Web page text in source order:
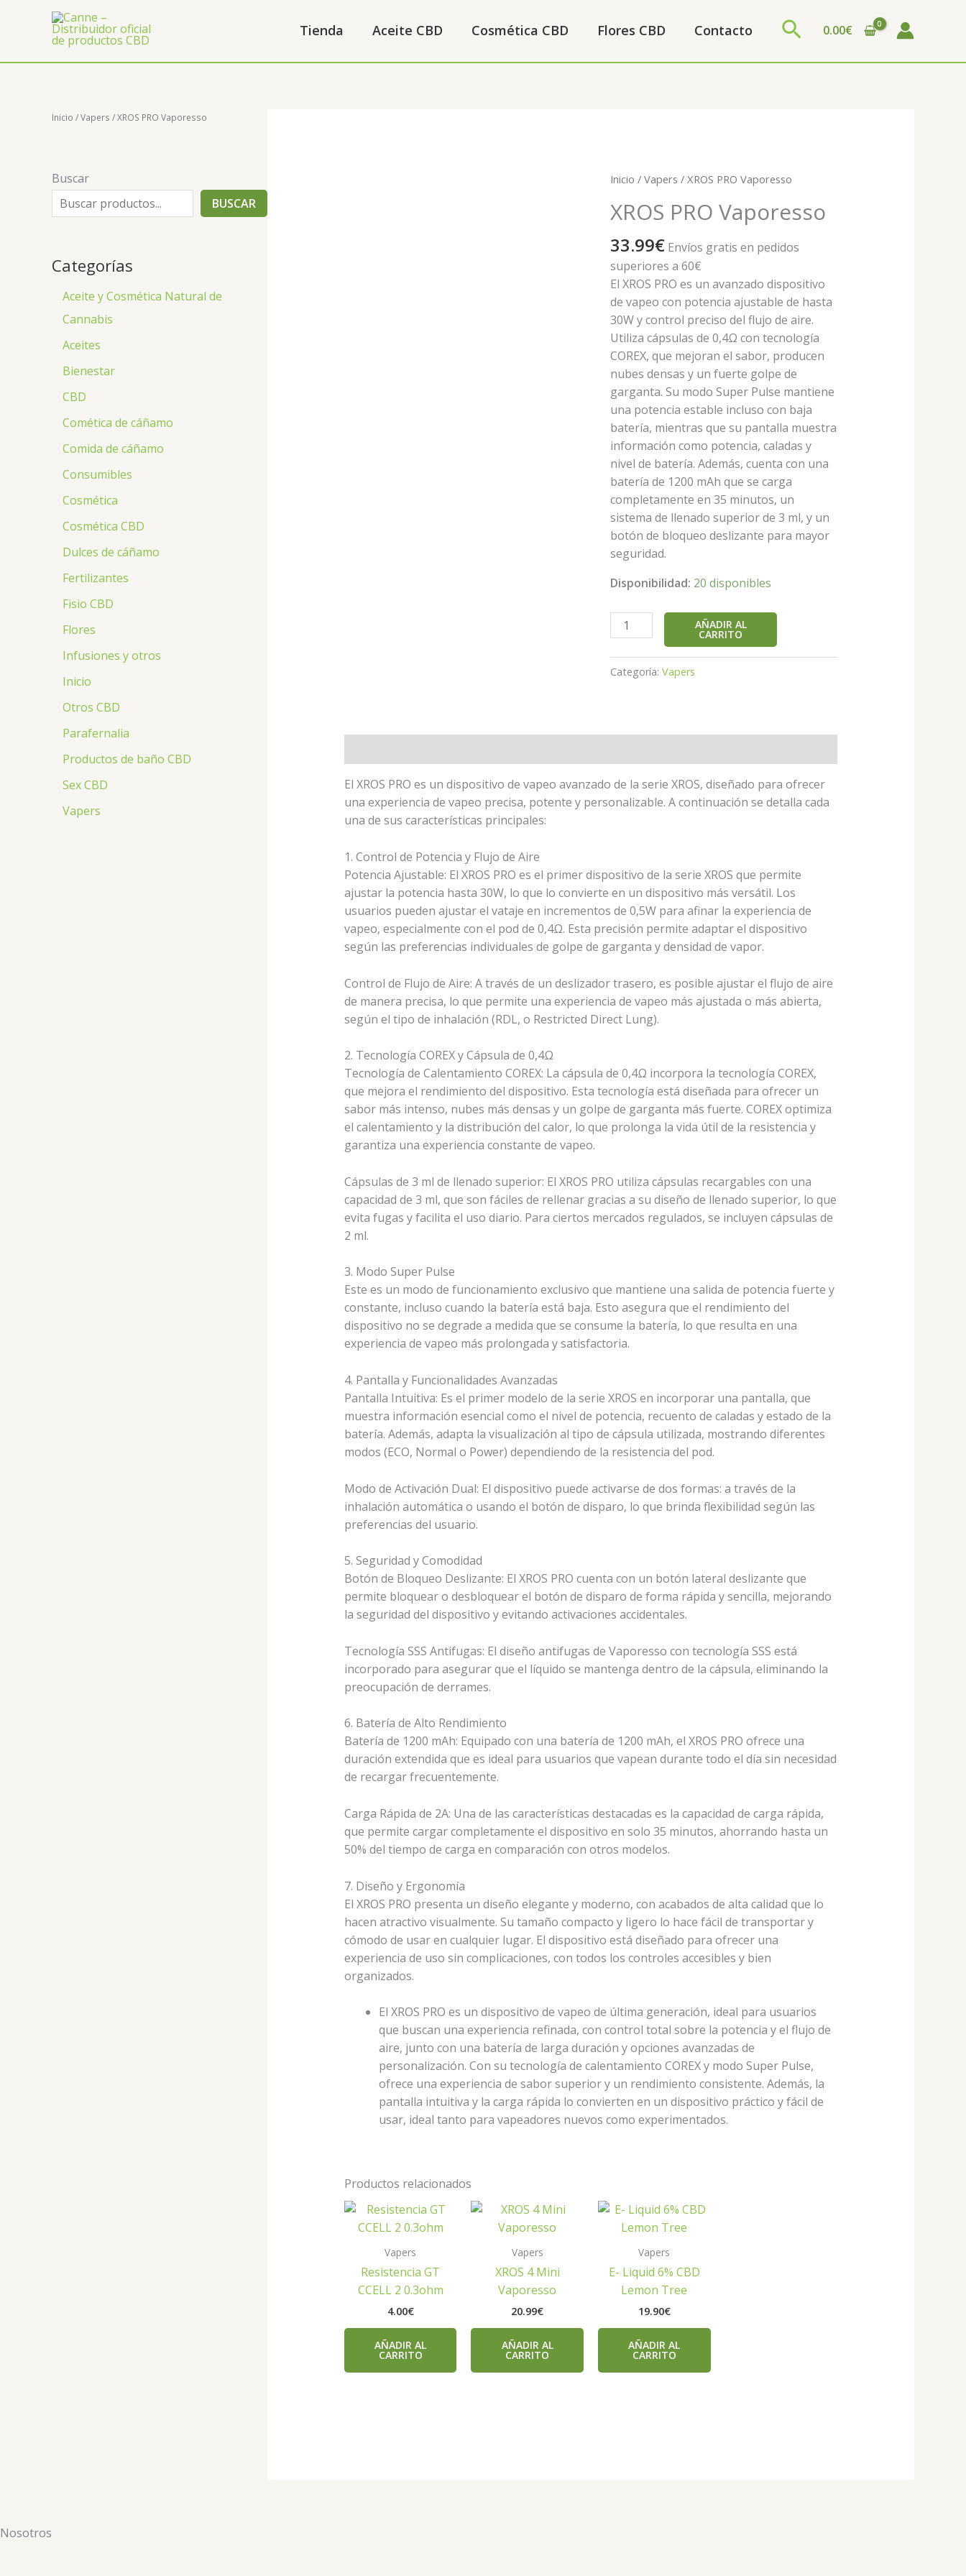
contenido
Tienda Aceite CBD Cosmética CBD Flores CBD Contacto Buscar
0.00€
Inicio /Vapers / XROS PRO Vaporesso
Buscar
BUSCAR
Categorías
Aceite y Cosmética Natural de
Cannabis
Aceites
Bienestar
CBD
Comética de cáñamo
Comida de cáñamo
Consumibles
Cosmética
Cosmética CBD
Dulces de cáñamo
Fertilizantes
Fisio CBD
Flores
Infusiones y otros
Inicio
Otros CBD
Parafernalia
Productos de baño CBD
Sex CBD
Vapers
Inicio /Vapers / XROS PRO Vaporesso
XROS PRO Vaporesso
33.99€ Envíos gratis en pedidos
superiores a 60€
El XROS PRO es un avanzado dispositivo
de vapeo con potencia ajustable de hasta
30W y control preciso del flujo de aire.
Utiliza cápsulas de 0,4Ω con tecnología
COREX, que mejoran el sabor, producen
nubes densas y un fuerte golpe de
garganta. Su modo Super Pulse mantiene
una potencia estable incluso con baja
batería, mientras que su pantalla muestra
información como potencia, caladas y
nivel de batería. Además, cuenta con una
batería de 1200 mAh que se carga
completamente en 35 minutos, un
sistema de llenado superior de 3 ml, y un
botón de bloqueo deslizante para mayor
seguridad.
Disponibilidad: 20 disponibles
XROS
Vaporesso
AÑADIR AL
CARRITO
Categoría:Vapers
El XROS PRO es un dispositivo de vapeo avanzado de la serie XROS, diseñado para ofrecer
una experiencia de vapeo precisa, potente y personalizable. A continuación se detalla cada
una de sus características principales:
1. Control de Potencia y Flujo de Aire
Potencia Ajustable: El XROS PRO es el primer dispositivo de la serie XROS que permite
ajustar la potencia hasta 30W, lo que lo convierte en un dispositivo más versátil. Los
usuarios pueden ajustar el vataje en incrementos de 0,5W para afinar la experiencia de
vapeo, especialmente con el pod de 0,4Ω. Esta precisión permite adaptar el dispositivo
según las preferencias individuales de golpe de garganta y densidad de vapor.
Control de Flujo de Aire: A través de un deslizador trasero, es posible ajustar el flujo de aire
de manera precisa, lo que permite una experiencia de vapeo más ajustada o más abierta,
según el tipo de inhalación (RDL, o Restricted Direct Lung).
2. Tecnología COREX y Cápsula de 0,4Ω
Tecnología de Calentamiento COREX: La cápsula de 0,4Ω incorpora la tecnología COREX,
que mejora el rendimiento del dispositivo. Esta tecnología está diseñada para ofrecer un
sabor más intenso, nubes más densas y un golpe de garganta más fuerte. COREX optimiza
el calentamiento y la distribución del calor, lo que prolonga la vida útil de la resistencia y
garantiza una experiencia constante de vapeo.
Cápsulas de 3 ml de llenado superior: El XROS PRO utiliza cápsulas recargables con una
capacidad de 3 ml, que son fáciles de rellenar gracias a su diseño de llenado superior, lo que
evita fugas y facilita el uso diario. Para ciertos mercados regulados, se incluyen cápsulas de
2 ml.
3. Modo Super Pulse
Este es un modo de funcionamiento exclusivo que mantiene una salida de potencia fuerte y
constante, incluso cuando la batería está baja. Esto asegura que el rendimiento del
dispositivo no se degrade a medida que se consume la batería, lo que resulta en una
experiencia de vapeo más prolongada y satisfactoria.
4. Pantalla y Funcionalidades Avanzadas
Pantalla Intuitiva: Es el primer modelo de la serie XROS en incorporar una pantalla, que
muestra información esencial como el nivel de potencia, recuento de caladas y estado de la
batería. Además, adapta la visualización al tipo de cápsula utilizada, mostrando diferentes
modos (ECO, Normal o Power) dependiendo de la resistencia del pod.
Modo de Activación Dual: El dispositivo puede activarse de dos formas: a través de la
inhalación automática o usando el botón de disparo, lo que brinda flexibilidad según las
preferencias del usuario.
5. Seguridad y Comodidad
Botón de Bloqueo Deslizante: El XROS PRO cuenta con un botón lateral deslizante que
permite bloquear o desbloquear el botón de disparo de forma rápida y sencilla, mejorando
la seguridad del dispositivo y evitando activaciones accidentales.
Tecnología SSS Antifugas: El diseño antifugas de Vaporesso con tecnología SSS está
incorporado para asegurar que el líquido se mantenga dentro de la cápsula, eliminando la
preocupación de derrames.
6. Batería de Alto Rendimiento
Batería de 1200 mAh: Equipado con una batería de 1200 mAh, el XROS PRO ofrece una
duración extendida que es ideal para usuarios que vapean durante todo el día sin necesidad
de recargar frecuentemente.
Carga Rápida de 2A: Una de las características destacadas es la capacidad de carga rápida,
que permite cargar completamente el dispositivo en solo 35 minutos, ahorrando hasta un
50% del tiempo de carga en comparación con otros modelos.
7. Diseño y Ergonomía
El XROS PRO presenta un diseño elegante y moderno, con acabados de alta calidad que lo
hacen atractivo visualmente. Su tamaño compacto y ligero lo hace fácil de transportar y
cómodo de usar en cualquier lugar. El dispositivo está diseñado para ofrecer una
experiencia de uso sin complicaciones, con todos los controles accesibles y bien
organizados.
El XROS PRO es un dispositivo de vapeo de última generación, ideal para usuarios
que buscan una experiencia refinada, con control total sobre la potencia y el flujo de
aire, junto con una batería de larga duración y opciones avanzadas de
personalización. Con su tecnología de calentamiento COREX y modo Super Pulse,
ofrece una experiencia de sabor superior y un rendimiento consistente. Además, la
pantalla intuitiva y la carga rápida lo convierten en un dispositivo práctico y fácil de
usar, ideal tanto para vapeadores nuevos como experimentados.
Productos relacionados
Vapers
Resistencia GT
CCELL 2 0.3ohm
4.00€
AÑADIR AL
CARRITO
Vapers
XROS 4 Mini
Vaporesso
20.99€
AÑADIR AL
CARRITO
Vapers
E- Liquid 6% CBD
Lemon Tree
19.90€
AÑADIR AL
CARRITO
Nosotros